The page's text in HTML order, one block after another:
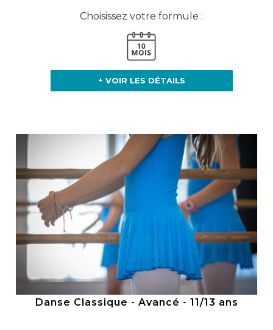
Choisissez votre formule :
+ VOIR LES DÉTAILS
Danse Classique - Avancé - 11/13 ans